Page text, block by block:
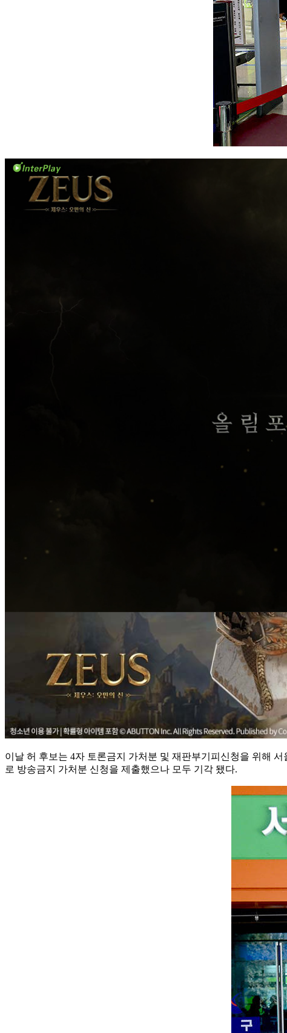
이날 허 후보는 4자 토론금지 가처분 및 재판부기피신청을 위해
로 방송금지 가처분 신청을 제출했으나 모두 기각 됐다.